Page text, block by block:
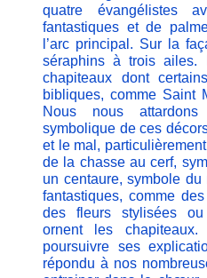
quatre évangélistes
fantastiques et de
l’arc principal. Sur la
séraphins à trois ailes.
chapiteaux dont
bibliques, comme Saint
Nous nous
symbolique de ces
et le mal,
de la chasse au cerf,
un centaure, symbole
fantastiques, comme
des fleurs stylisées
ornent les
poursuivre ses
répondu à nos